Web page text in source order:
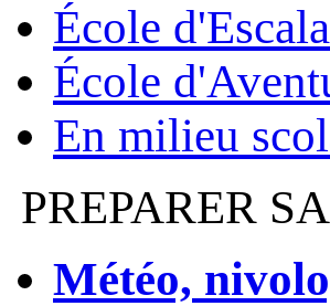
École
École
En milieu
PREPARER
Météo,